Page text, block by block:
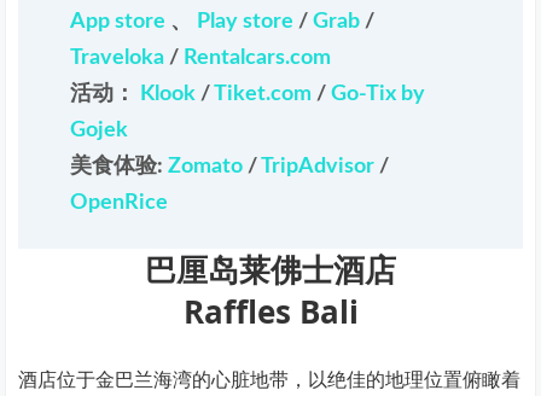
App store 、 Play store /Grab /
Traveloka / Rentalcars.com
活动：
Klook /Tiket.com /Go-Tix by
Gojek
美食体验:Zomato /TripAdvisor /
OpenRice
巴厘岛莱佛士酒店
Raffles Bali
酒店位于金巴兰海湾的心脏地带，以绝佳的地理位置俯瞰着